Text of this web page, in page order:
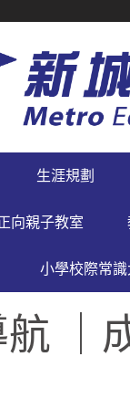
生涯規劃
向親子教室
小學校際常
｜